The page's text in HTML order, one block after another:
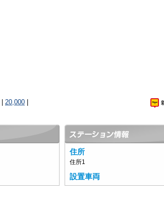
20,000
住所
住所1
設置車両